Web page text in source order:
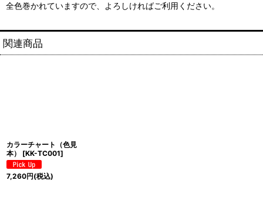
全色巻かれていますので、よろしければご利用ください。
関連商品
カラーチャート（色見
本）
[KK-TC001]
7,260円(税込)